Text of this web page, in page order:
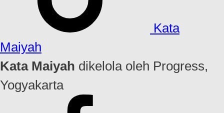
Kata
Maiyah
Kata Maiyah dikelola oleh Progress,
Yogyakarta